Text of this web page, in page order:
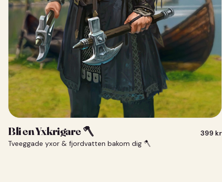
Bli en Yxkrigare 🪓
Tveeggade yxor & fjordvatten bakom dig 🪓
399 kr